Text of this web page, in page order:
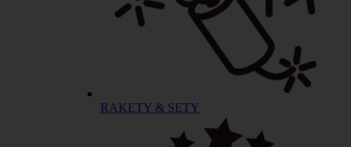
RAKETY & SETY